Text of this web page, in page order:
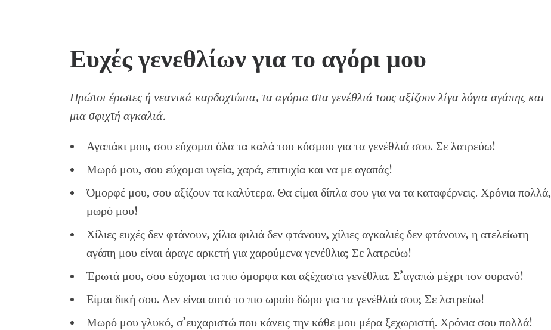
Ευχές γενεθλίων για το αγόρι μου
Πρώτοι έρωτες ή νεανικά καρδοχτύπια, τα αγόρια στα γενέθλιά τους αξίζουν λίγα λόγια αγάπης και
μια σφιχτή αγκαλιά.
Αγαπάκι μου, σου εύχομαι όλα τα καλά του κόσμου για τα γενέθλιά σου. Σε λατρεύω!
Μωρό μου, σου εύχομαι υγεία, χαρά, επιτυχία και να με αγαπάς!
Όμορφέ μου, σου αξίζουν τα καλύτερα. Θα είμαι δίπλα σου για να τα καταφέρνεις. Χρόνια πολλά,
μωρό μου!
Χίλιες ευχές δεν φτάνουν, χίλια φιλιά δεν φτάνουν, χίλιες αγκαλιές δεν φτάνουν, η ατελείωτη
αγάπη μου είναι άραγε αρκετή για χαρούμενα γενέθλια; Σε λατρεύω!
Έρωτά μου, σου εύχομαι τα πιο όμορφα και αξέχαστα γενέθλια. Σ’αγαπώ μέχρι τον ουρανό!
Είμαι δική σου. Δεν είναι αυτό το πιο ωραίο δώρο για τα γενέθλιά σου; Σε λατρεύω!
Μωρό μου γλυκό, σ’ευχαριστώ που κάνεις την κάθε μου μέρα ξεχωριστή. Χρόνια σου πολλά!